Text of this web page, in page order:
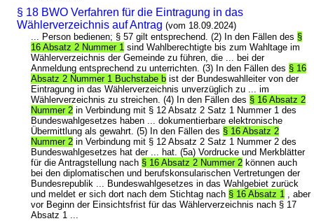
§ 18 BWO Verfahren für die Eintragung in das
Wählerverzeichnis auf Antrag (vom 18.09.2024)
... Person bedienen; § 57 gilt entsprechend. (2) In den Fällen des §
16 Absatz 2 Nummer 1 sind Wahlberechtigte bis zum Wahltage im
Wählerverzeichnis der Gemeinde zu führen, die ... bei der
Anmeldung entsprechend zu unterrichten. (3) In den Fällen des § 16
Absatz 2 Nummer 1 Buchstabe b ist der Bundeswahlleiter von der
Eintragung in das Wählerverzeichnis unverzüglich zu ... im
Wählerverzeichnis zu streichen. (4) In den Fällen des § 16 Absatz 2
Nummer 2 in Verbindung mit § 12 Absatz 2 Satz 1 Nummer 1 des
Bundeswahlgesetzes haben ... dokumentierbare elektronische
Übermittlung als gewahrt. (5) In den Fällen des § 16 Absatz 2
Nummer 2 in Verbindung mit § 12 Absatz 2 Satz 1 Nummer 2 des
Bundeswahlgesetzes hat der ... hat. (5a) Vordrucke und Merkblätter
für die Antragstellung nach § 16 Absatz 2 Nummer 2 können auch
bei den diplomatischen und berufskonsularischen Vertretungen der
Bundesrepublik ... Bundeswahlgesetzes in das Wahlgebiet zurück
und meldet er sich dort nach dem Stichtag nach § 16 Absatz 1
, aber
vor Beginn der Einsichtsfrist für das Wählerverzeichnis nach § 17
Absatz 1 ...